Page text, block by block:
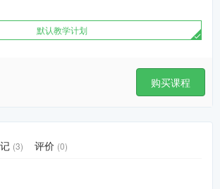
默认教学计划
购买课程
(3) 评价 (0)